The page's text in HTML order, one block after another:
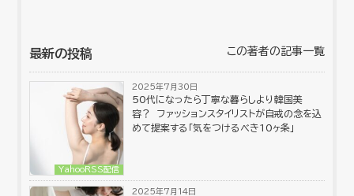
最新の投稿 この著者の記事一覧
YahooRSS配信
2025年7月30日
50代になったら丁寧な暮らしより韓国美
容？ ファッションスタイリストが自戒の念を込
めて提案する「気をつけるべき10ヶ条」
2025年7月14日